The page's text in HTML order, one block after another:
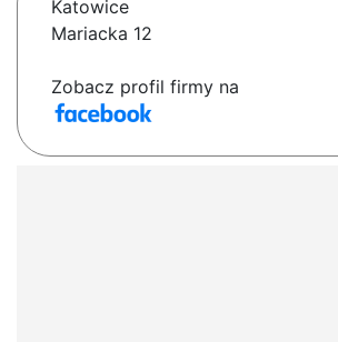
Katowice
Mariacka 12
Zobacz profil firmy na